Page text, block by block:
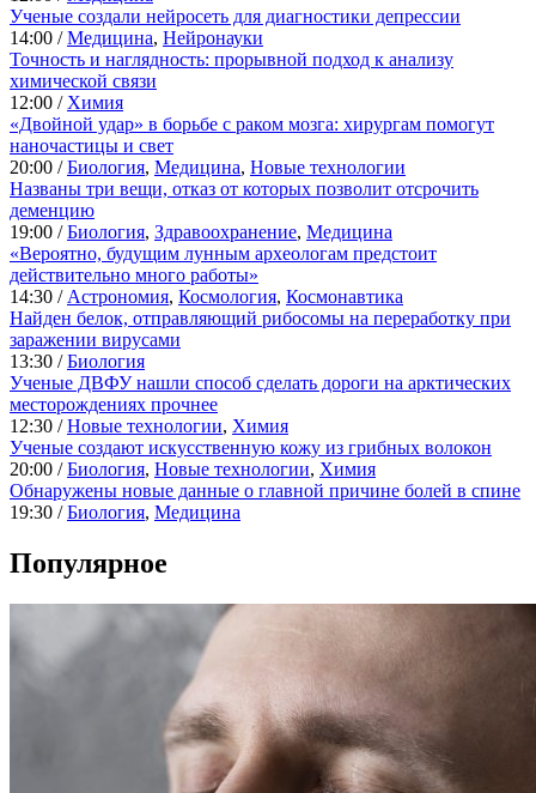
Ученые создали нейросеть для диагностики депрессии
14:00 /Медицина, Нейронауки
Точность и наглядность: прорывной подход к анализу
химической связи
12:00 / Химия
«Двойной удар» в борьбе с раком мозга: хирургам помогут
наночастицы и свет
20:00 /Биология, Медицина, Новые технологии
Названы три вещи, отказ от которых позволит отсрочить
деменцию
19:00 /Биология, Здравоохранение, Медицина
«Вероятно, будущим лунным археологам предстоит
действительно много работы»
14:30 / Астрономия, Космология, Космонавтика
Найден белок, отправляющий рибосомы на переработку при
заражении вирусами
13:30 /Биология
Ученые ДВФУ нашли способ сделать дороги на арктических
месторождениях прочнее
12:30 /Новые технологии, Химия
Ученые создают искусственную кожу из грибных волокон
20:00 /Биология, Новые технологии, Химия
Обнаружены новые данные о главной причине болей в спине
19:30 /Биология, Медицина
Популярное